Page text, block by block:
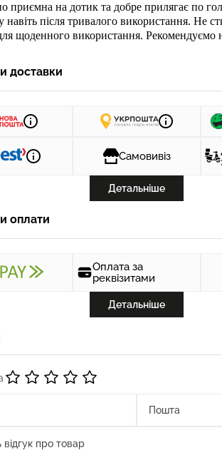
приємна на дотик та добре прилягає по
після тривалого використання. Не
щоденного використання. Рекомендуємо
доставки
Самовивіз
Детальніше
оплати
Оплата за
реквізитами
Детальніше